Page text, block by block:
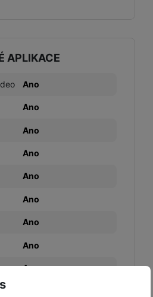
APLIKACE
Ano
Ano
Ano
Ano
Ano
Ano
Ano
Ano
Ano